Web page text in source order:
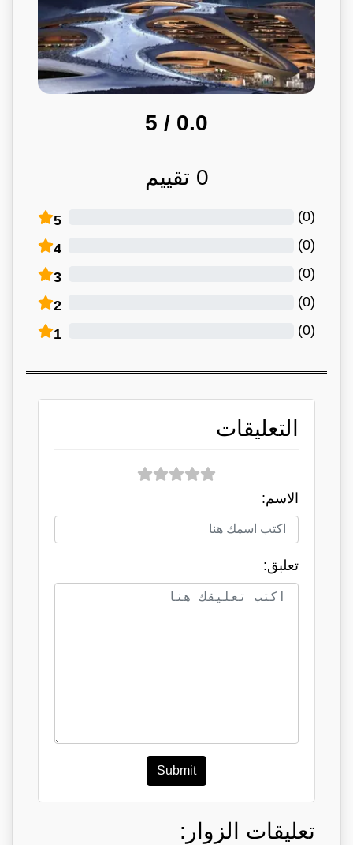
0.0
/ 5
0 تقييم
5 (
0
)
4 (
0
)
3 (
0
)
2 (
0
)
1 (
0
)
التعليقات
الاسم:
تعلبق:
Submit
تعليقات الزوار: